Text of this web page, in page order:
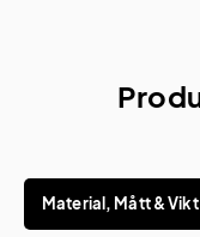
Material, Mått & Vikt